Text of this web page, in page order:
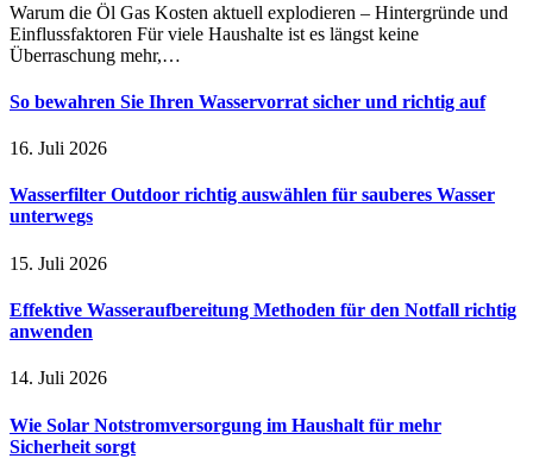
Warum die Öl Gas Kosten aktuell explodieren – Hintergründe und
Einflussfaktoren Für viele Haushalte ist es längst keine
Überraschung mehr,…
So bewahren Sie Ihren Wasservorrat sicher und richtig auf
16. Juli 2026
Wasserfilter Outdoor richtig auswählen für sauberes Wasser
unterwegs
15. Juli 2026
Effektive Wasseraufbereitung Methoden für den Notfall richtig
anwenden
14. Juli 2026
Wie Solar Notstromversorgung im Haushalt für mehr
Sicherheit sorgt